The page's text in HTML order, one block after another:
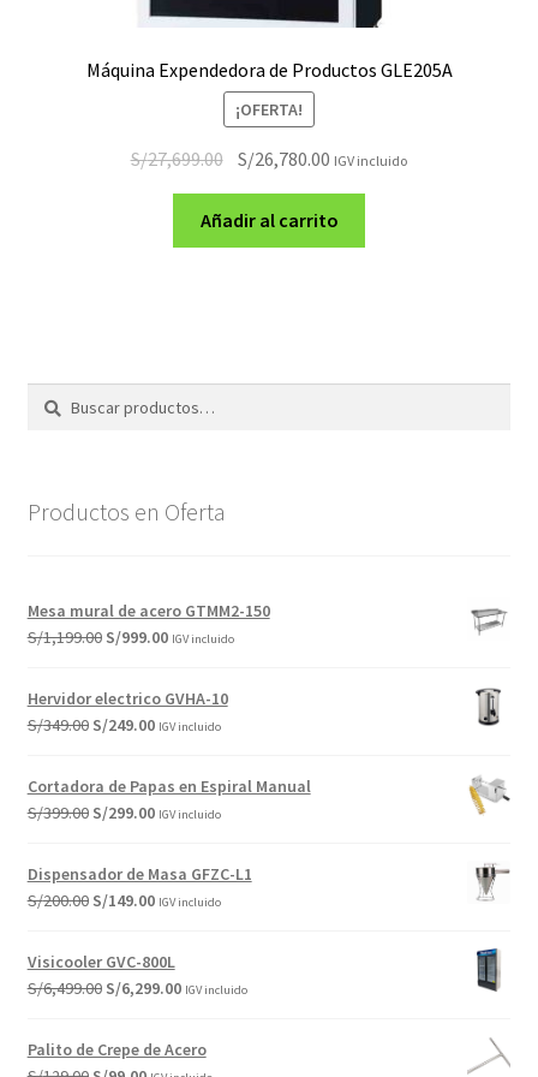
Máquina Expendedora de Productos GLE205A
¡OFERTA!
S/27,699.00 El
original
era:
S/26,780.00 El
actual
es:
IGV incluido
Añadir al carrito
Buscar
Buscar
Productos en Oferta
Mesa mural de acero GTMM2-150
S/1,199.00 El
original
era:
S/999.00El
actual
IGV incluido
Hervidor electrico GVHA-10
S/349.00 El
original
era:
S/249.00El
es:
IGV incluido
Cortadora de Papas en Espiral Manual
S/399.00 El
original
era:
S/299.00El
actual
es:
IGV incluido
Dispensador de Masa GFZC-L1
S/200.00 El
original
era:
S/200.00.
S/149.00El
actual
es:
IGV incluido
Visicooler GVC-800L
S/6,499.00 El
original
era:
S/6,299.00ElIGV incluido
Palito de Crepe de Acero